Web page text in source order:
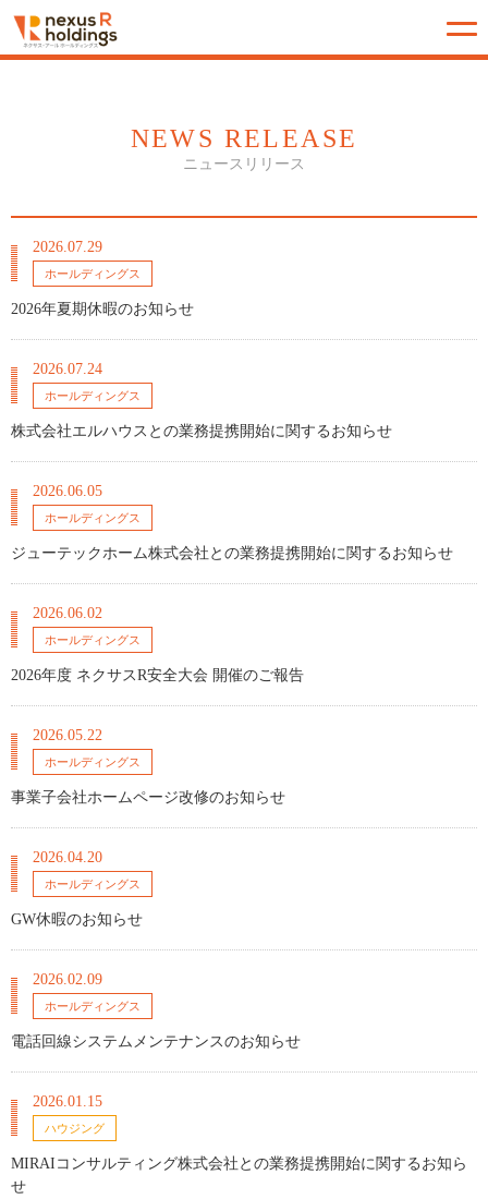
NEWS RELEASE
ニュースリリース
2026.07.29
ホールディングス
2026年夏期休暇のお知らせ
2026.07.24
ホールディングス
株式会社エルハウスとの業務提携開始に関するお知らせ
2026.06.05
ホールディングス
ジューテックホーム株式会社との業務提携開始に関するお知らせ
2026.06.02
ホールディングス
2026年度 ネクサスR安全大会 開催のご報告
2026.05.22
ホールディングス
事業子会社ホームページ改修のお知らせ
2026.04.20
ホールディングス
GW休暇のお知らせ
2026.02.09
ホールディングス
電話回線システムメンテナンスのお知らせ
2026.01.15
ハウジング
MIRAIコンサルティング株式会社との業務提携開始に関するお知ら
せ